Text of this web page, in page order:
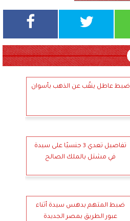
ضبط عاطل ينقّب عن الذهب بأسوان
تفاصيل تعدي 3 جنسيًا على سيدة
في مشتل بالملك الصالح
ضبط المتهم بدهس سيدة أثناء
عبور الطريق بمصر الجديدة